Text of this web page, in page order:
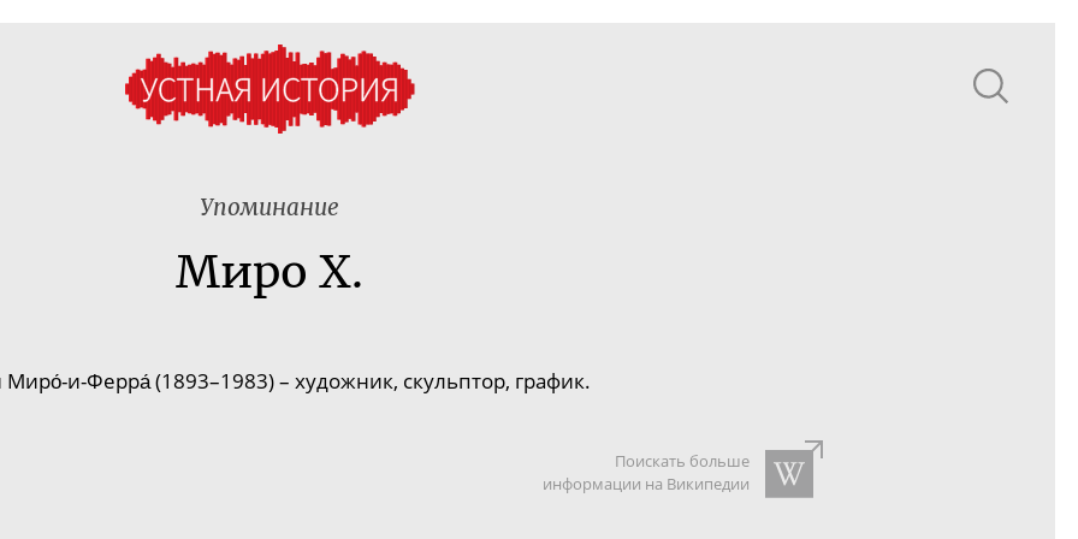
Упоминание
Миро Х.
Миро́-и-Ферра́ (1893–1983) – художник, скульптор, график.
Поискать больше
информации на Википедии